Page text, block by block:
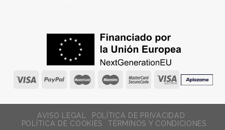
AVISO LEGAL
POLÍTICA DE PRIVACIDAD
POLÍTICA DE COOKIES
TÉRMINOS Y CONDICIONES